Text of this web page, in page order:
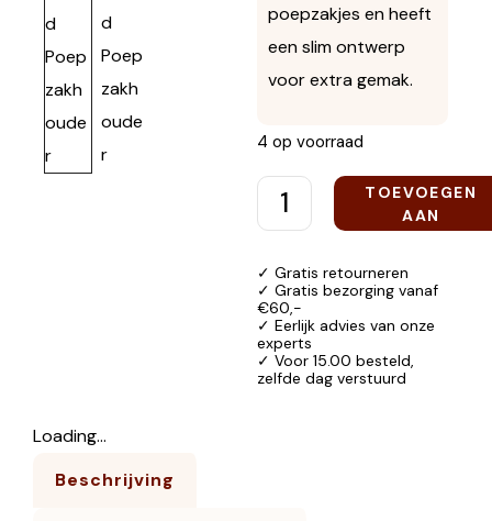
poepzakjes en heeft
een slim ontwerp
voor extra gemak.
4 op voorraad
TOEVOEGEN
AAN
✓ Gratis retourneren
✓ Gratis bezorging vanaf
€60,-
✓ Eerlijk advies van onze
experts
✓ Voor 15.00 besteld,
zelfde dag verstuurd
Loading...
Beschrijving